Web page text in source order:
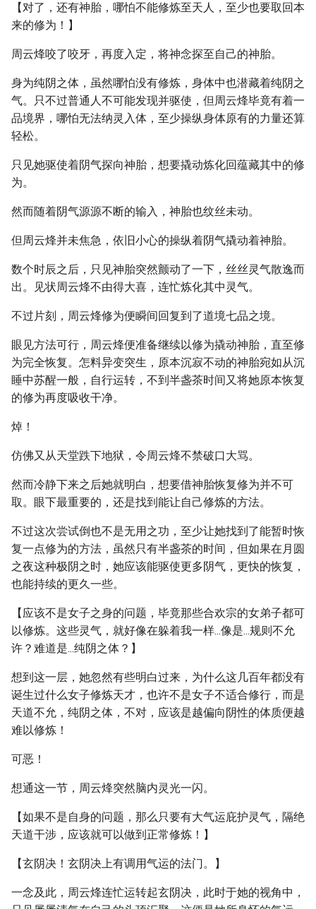
【对了，还有神胎，哪怕不能修炼至天人，至少也要取回本
来的修为！】
周云烽咬了咬牙，再度入定，将神念探至自己的神胎。
身为纯阴之体，虽然哪怕没有修炼，身体中也潜藏着纯阴之
气。只不过普通人不可能发现并驱使，但周云烽毕竟有着一
品境界，哪怕无法纳灵入体，至少操纵身体原有的力量还算
轻松。
只见她驱使着阴气探向神胎，想要撬动炼化回蕴藏其中的修
为。
然而随着阴气源源不断的输入，神胎也纹丝未动。
但周云烽并未焦急，依旧小心的操纵着阴气撬动着神胎。
数个时辰之后，只见神胎突然颤动了一下，丝丝灵气散逸而
出。见状周云烽不由得大喜，连忙炼化其中灵气。
不过片刻，周云烽修为便瞬间回复到了道境七品之境。
眼见方法可行，周云烽便准备继续以修为撬动神胎，直至修
为完全恢复。怎料异变突生，原本沉寂不动的神胎宛如从沉
睡中苏醒一般，自行运转，不到半盏茶时间又将她原本恢复
的修为再度吸收干净。
焯！
仿佛又从天堂跌下地狱，令周云烽不禁破口大骂。
然而冷静下来之后她就明白，想要借神胎恢复修为并不可
取。眼下最重要的，还是找到能让自己修炼的方法。
不过这次尝试倒也不是无用之功，至少让她找到了能暂时恢
复一点修为的方法，虽然只有半盏茶的时间，但如果在月圆
之夜这种极阴之时，她应该能驱使更多阴气，更快的恢复，
也能持续的更久一些。
【应该不是女子之身的问题，毕竟那些合欢宗的女弟子都可
以修炼。这些灵气，就好像在躲着我一样...像是...规则不允
许？难道是...纯阴之体？】
想到这一层，她忽然有些明白过来，为什么这几百年都没有
诞生过什么女子修炼天才，也许不是女子不适合修行，而是
天道不允，纯阴之体，不对，应该是越偏向阴性的体质便越
难以修炼！
可恶！
想通这一节，周云烽突然脑内灵光一闪。
【如果不是自身的问题，那么只要有大气运庇护灵气，隔绝
天道干涉，应该就可以做到正常修炼！】
【玄阴决！玄阴决上有调用气运的法门。】
一念及此，周云烽连忙运转起玄阴决，此时于她的视角中，